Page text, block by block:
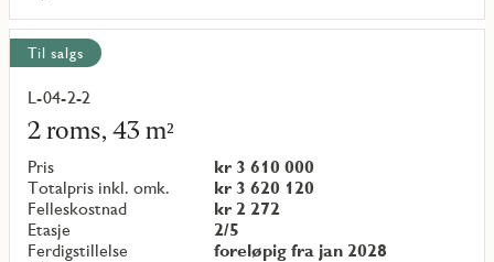
Til salgs
L-04-2-2
2 roms, 43 m²
Pris
kr 3 610 000
Totalpris inkl. omk.
kr 3 620 120
Felleskostnad
kr 2 272
Etasje
2/5
Ferdigstillelse
foreløpig fra jan 2028
Les
mer
om
objekt
{objectNumber}